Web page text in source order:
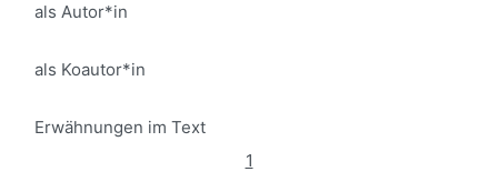
als Autor*in
als Koautor*in
Erwähnungen im Text
1